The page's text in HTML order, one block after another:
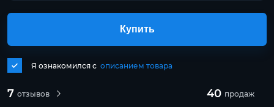
7 отзывов 40 продаж
Я ознакомился с описанием товара
Купить